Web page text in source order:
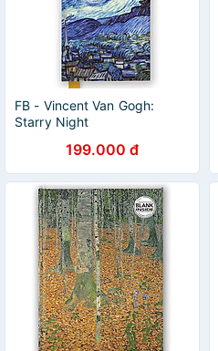
FB - Vincent Van Gogh:
Starry Night
199.000 đ